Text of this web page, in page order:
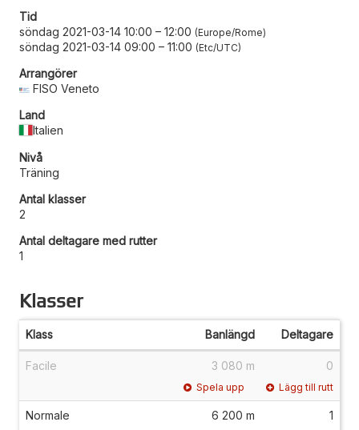
Tid
söndag 2021-03-14 10:00 – 12:00 Europe/Rome
söndag 2021-03-14 09:00 – 11:00 Etc/UTC
Arrangörer
FISO Veneto
Land
Italien
Nivå
Träning
Antal klasser
2
Antal deltagare med rutter
1
Klasser
Klass Banlängd Deltagare
Facile 3 080 m 0
Spela upp Lägg till rutt
Normale 6 200 m 1